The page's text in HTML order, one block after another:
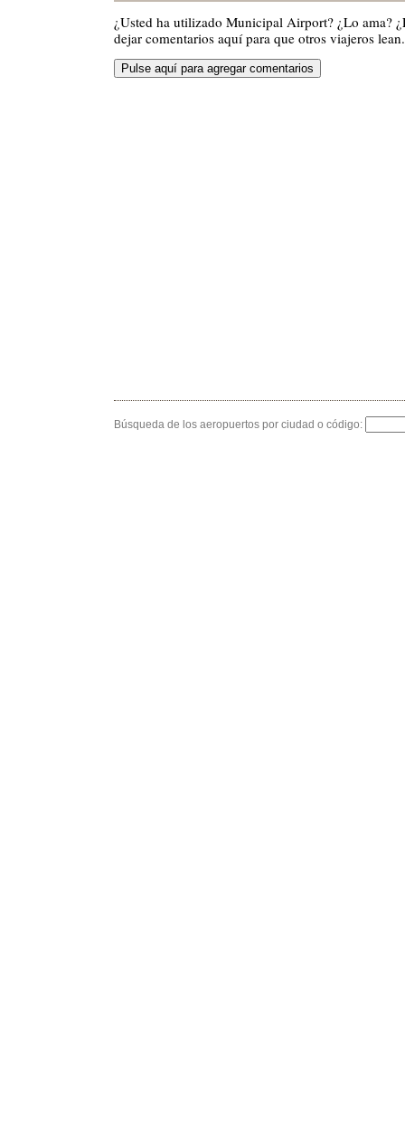
¿Usted ha utilizado Municipal Airport? ¿Lo ama?
dejar comentarios aquí para que otros viajeros lean.
Búsqueda de los aeropuertos por ciudad o código: